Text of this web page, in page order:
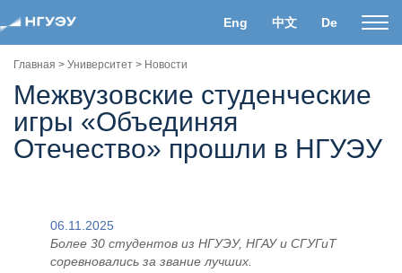
Eng 中文 De
Главная > Университет > Новости
Межвузовские студенческие
игры «Объединяя
Отечество» прошли в НГУЭУ
06.11.2025
Более 30 студентов из НГУЭУ, НГАУ и СГУГиТ
соревновались за звание лучших.